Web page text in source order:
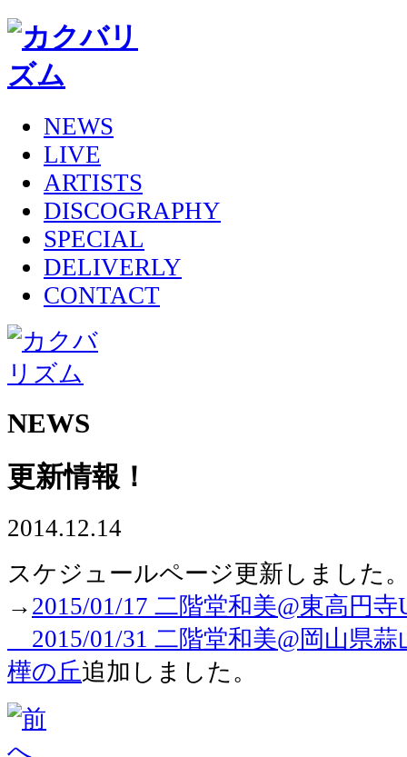
NEWS
LIVE
ARTISTS
DISCOGRAPHY
SPECIAL
DELIVERLY
CONTACT
NEWS
更新情報！
2014.12.14
スケジュールページ更新しました
→ 2015/01/17 二階堂和美@東高円寺
2015/01/31 二階堂和美@岡山県
樺の丘追加しました。